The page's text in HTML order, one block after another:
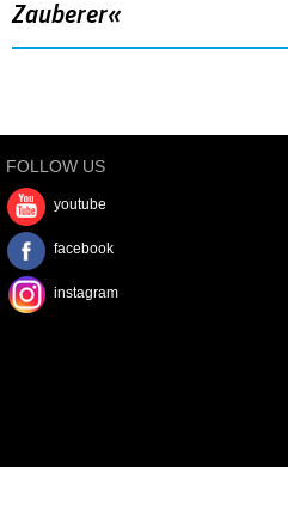
Zauberer«
FOLLOW US
youtube
facebook
instagram